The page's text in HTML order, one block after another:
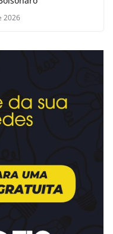
2026